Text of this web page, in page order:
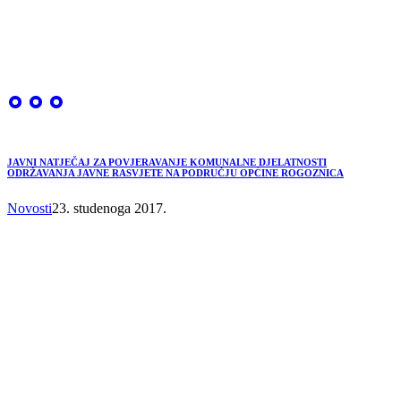
JAVNI NATJEČAJ ZA POVJERAVANJE KOMUNALNE DJELATNOSTI
ODRŽAVANJA JAVNE RASVJETE NA PODRUČJU OPĆINE ROGOZNICA
Novosti23. studenoga 2017.